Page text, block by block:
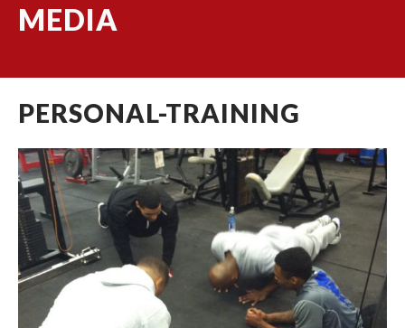
MEDIA
PERSONAL-TRAINING